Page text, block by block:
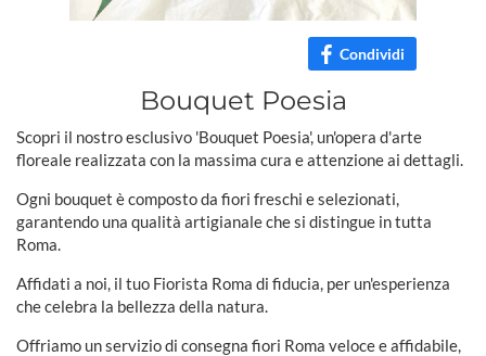
Condividi
Bouquet Poesia
Scopri il nostro esclusivo 'Bouquet Poesia', un'opera d'arte
floreale realizzata con la massima cura e attenzione ai dettagli.
Ogni bouquet è composto da fiori freschi e selezionati,
garantendo una qualità artigianale che si distingue in tutta
Roma.
Affidati a noi, il tuo Fiorista Roma di fiducia, per un'esperienza
che celebra la bellezza della natura.
Offriamo un servizio di consegna fiori Roma veloce e affidabile,